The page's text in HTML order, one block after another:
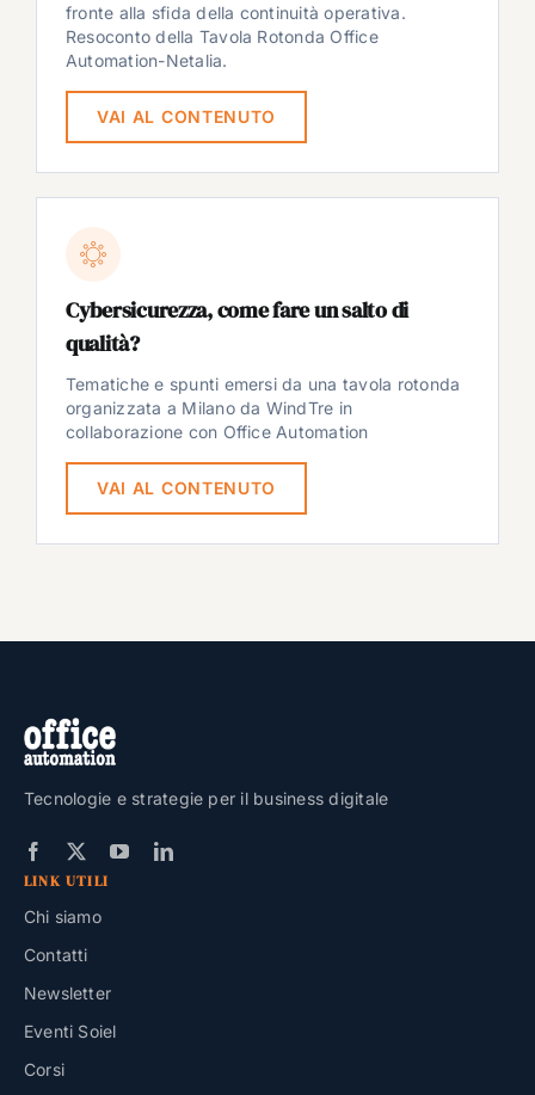
fronte alla sfida della continuità operativa.
Resoconto della Tavola Rotonda Office
Automation-Netalia.
VAI AL CONTENUTO
Cybersicurezza, come fare un salto di
qualità?
Tematiche e spunti emersi da una tavola rotonda
organizzata a Milano da WindTre in
collaborazione con Office Automation
VAI AL CONTENUTO
Tecnologie e strategie per il business digitale
LINK UTILI
Chi siamo
Contatti
Newsletter
Eventi Soiel
Corsi